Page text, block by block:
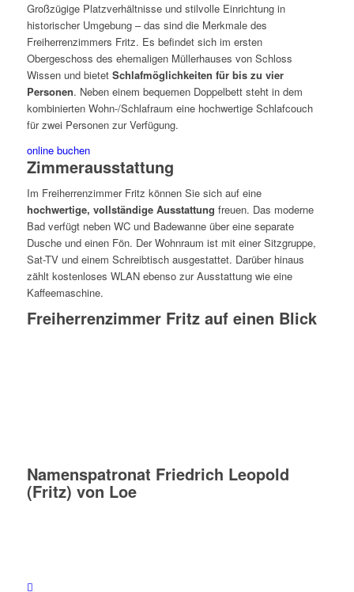
Großzügige Platzverhältnisse und stilvolle Einrichtung in
historischer Umgebung – das sind die Merkmale des
Freiherrenzimmers Fritz. Es befindet sich im ersten
Obergeschoss des ehemaligen Müllerhauses von Schloss
Wissen und bietet Schlafmöglichkeiten für bis zu vier
Personen. Neben einem bequemen Doppelbett steht in dem
kombinierten Wohn-/Schlafraum eine hochwertige Schlafcouch
für zwei Personen zur Verfügung.
online buchen
Zimmerausstattung
Im Freiherrenzimmer Fritz können Sie sich auf eine
hochwertige, vollständige Ausstattung freuen. Das moderne
Bad verfügt neben WC und Badewanne über eine separate
Dusche und einen Fön. Der Wohnraum ist mit einer Sitzgruppe,
Sat-TV und einem Schreibtisch ausgestattet. Darüber hinaus
zählt kostenloses WLAN ebenso zur Ausstattung wie eine
Kaffeemaschine.
Freiherrenzimmer Fritz auf einen Blick
Namenspatronat Friedrich Leopold
(Fritz) von Loe